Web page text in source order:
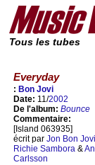
Tous les tubes
Everyday
: Bon Jovi
Date: 11/2002
De l'album: Bounce
Commentaire:
[Island 063935]
écrit par Jon Bon Jovi
Richie Sambora &
Carlsson